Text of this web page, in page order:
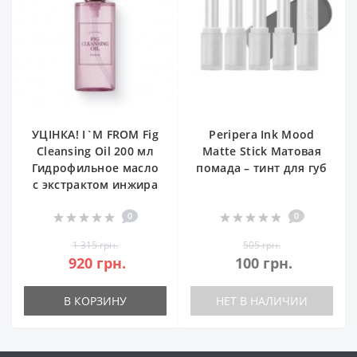
УЦІНКА! I`M FROM Fig
Cleansing Oil 200 мл
Гидрофильное масло
с экстрактом инжира
0
1 315 грн.
920 грн.
В КОРЗИНУ
Peripera Ink Mood
Matte Stick Матовая
помада – тинт для губ
0
505 грн.
100 грн.
НЕТ В НАЛИЧИИ